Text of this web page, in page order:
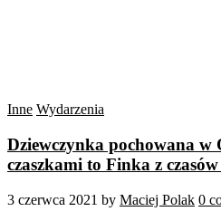
Inne Wydarzenia
Dziewczynka pochowana w
czaszkami to Finka z
3 czerwca 2021 by Maciej Polak 0